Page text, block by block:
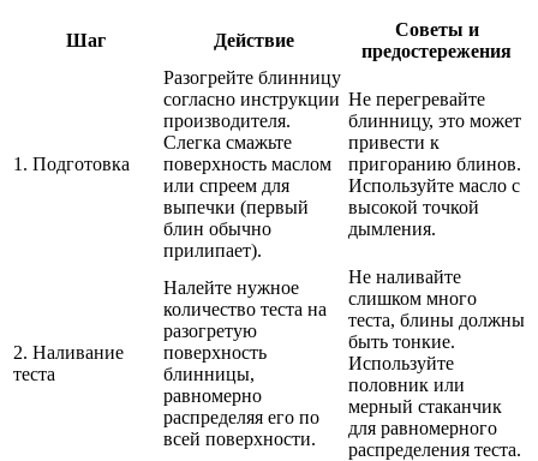
Шаг Действие
Советы и
предостережения
1. Подготовка
Разогрейте блинницу
согласно инструкции
производителя.
Слегка смажьте
поверхность маслом
или спреем для
выпечки (первый
блин обычно
прилипает).
Не перегревайте
блинницу, это может
привести к
пригоранию блинов.
Используйте масло с
высокой точкой
дымления.
2. Наливание
теста
Налейте нужное
количество теста на
разогретую
поверхность
блинницы,
равномерно
распределяя его по
всей поверхности.
Не наливайте
слишком много
теста, блины должны
быть тонкие.
Используйте
половник или
мерный стаканчик
для равномерного
распределения теста.